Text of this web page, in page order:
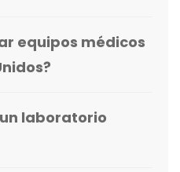
equipos médicos
laboratorio